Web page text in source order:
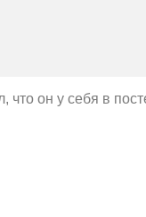
он у себя в